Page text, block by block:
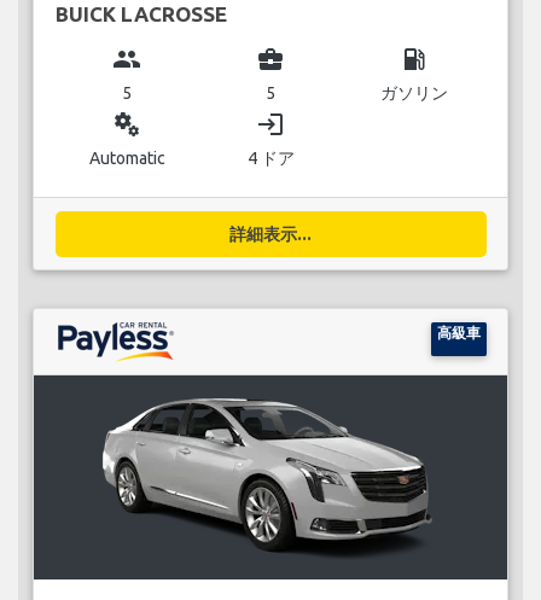
BUICK LACROSSE
group
5
business_center
5
local_gas_station
ガソリン
miscellaneous_services
Automatic
login
4 ドア
詳細表示...
高級車